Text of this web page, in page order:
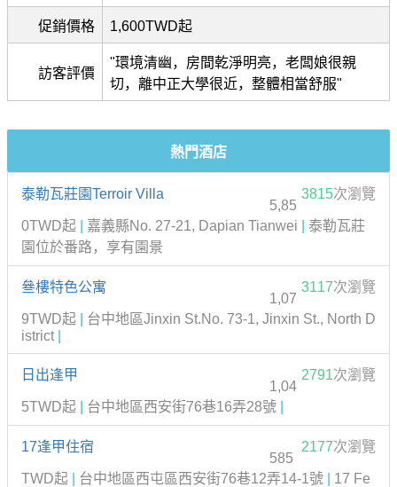
促銷價格 1,600TWD起
訪客評價
"環境清幽，房間乾淨明亮，老闆娘很親
切，離中正大學很近，整體相當舒服"
熱門酒店
泰勒瓦莊園Terroir Villa 3815次瀏覽
5,85
0TWD起
嘉義縣No. 27-21, Dapian Tianwei
泰勒瓦莊
園位於番路，享有園景
叄樓特色公寓 3117次瀏覽
1,07
9TWD起
台中地區Jinxin St.No. 73-1, Jinxin St., North D
istrict
日出逢甲 2791次瀏覽
1,04
5TWD起
台中地區西安街76巷16弄28號
17逢甲住宿 2177次瀏覽
585
TWD起
台中地區西屯區西安街76巷12弄14-1號
17 Fe